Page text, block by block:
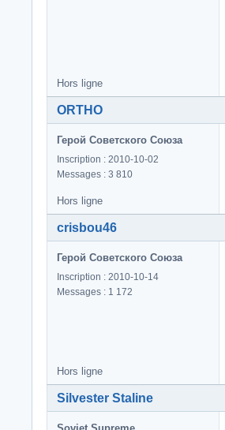
Hors ligne
ORTHO
Герой Советского Союза
Inscription : 2010-10-02
Messages : 3 810
Hors ligne
crisbou46
Герой Советского Союза
Inscription : 2010-10-14
Messages : 1 172
Hors ligne
Silvester Staline